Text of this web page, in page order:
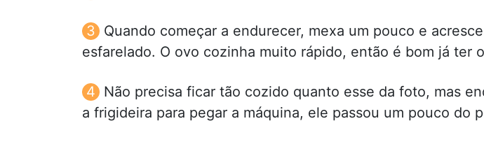
Quando começar a endurecer, mexa um pouco e
esfarelado. O ovo cozinha muito rápido, então é bom já ter
Não precisa ficar tão cozido quanto esse da foto, mas
a frigideira para pegar a máquina, ele passou um pouco do